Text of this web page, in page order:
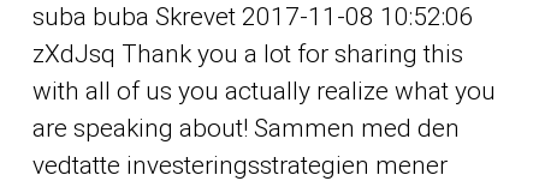
suba buba Skrevet 2017-11-08 10:52:06
zXdJsq Thank you a lot for sharing this
with all of us you actually realize what you
are speaking about! Sammen med den
vedtatte investeringsstrategien mener